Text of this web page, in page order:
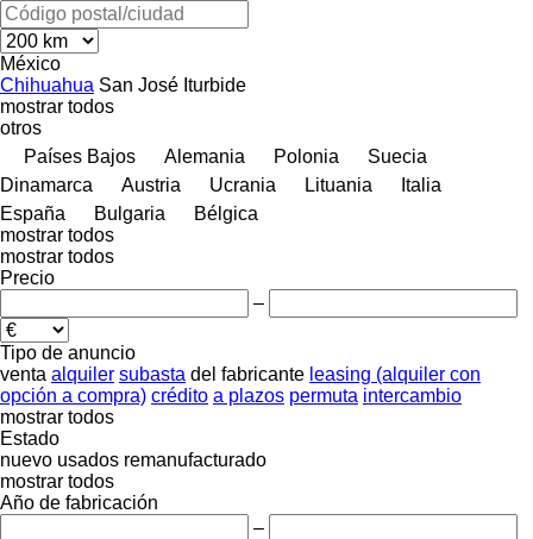
México
Chihuahua San José Iturbide
mostrar todos
otros
Países Bajos
Alemania Polonia
Suecia
Dinamarca
Austria Ucrania Lituania
Italia
España
Bulgaria
Bélgica
mostrar todos
mostrar todos
Precio
–
Tipo de anuncio
venta alquiler subasta del fabricante leasing (alquiler con
opción a compra) crédito a plazos permuta intercambio
mostrar todos
Estado
nuevo usados remanufacturado
mostrar todos
Año de fabricación
–